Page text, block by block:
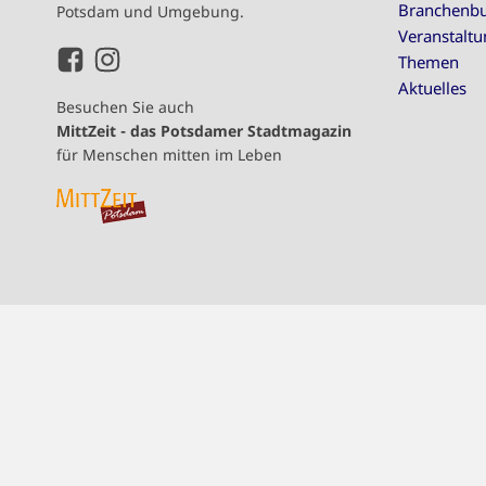
Potsdam und Umgebung.
Besuchen Sie auch
MittZeit - das Potsdamer Stadtmagazin
für Menschen mitten im Leben
Themen
Aktuelles